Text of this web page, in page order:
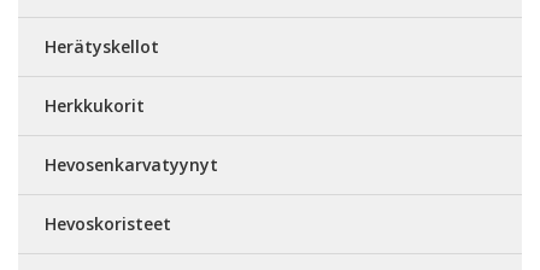
Herätyskellot
Herkkukorit
Hevosenkarvatyynyt
Hevoskoristeet